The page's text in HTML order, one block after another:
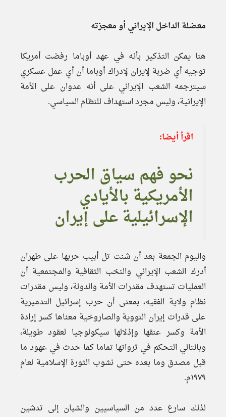
معضلة الداخل الإيراني أو معجزته
هنا يمكن التذكير بأنه في عهد أوباما رفضت أمريكا
توجيه أي ضربة لإيران لإدراك أوباما أن أي عمل عسكري
سيترجمه الشعب الإيراني على أنه عدوان على الأمة
الإيرانية، وليس مجرد استهداف للنظام السياسي.
اقرأ أيضا:
نحو فهم سياق الحرب
الأمريكية بالأيادي
الإسرائيلية على إيران
واليوم الجمعة بعد أن شنت تل أبيب حربها على طهران
أدرك الشعب الإيراني والنخب الثقافية والمجتمعية أن
العمليات تستهدف مقدرات الأمة والدولة، وليس مقدرات
نظام ولاية الفقيه، بمعنى أن حرب إسرائيل التدميرية
على قدرات إيران النووية والصاروخية معناها كسر إرادة
الأمة وكسر عنقها وإذلالها سيكولوجيا لعقود طويلة،
وبالتالي التحكم في ثرواتها تماما كما حدث في عهود ما
قبل مصدق وما بعده حتى نشوب الثورة الإسلامية لعام
١٩٧٩م.
لذلك سارع عدد من السياسيين والشبان إلى تدشين